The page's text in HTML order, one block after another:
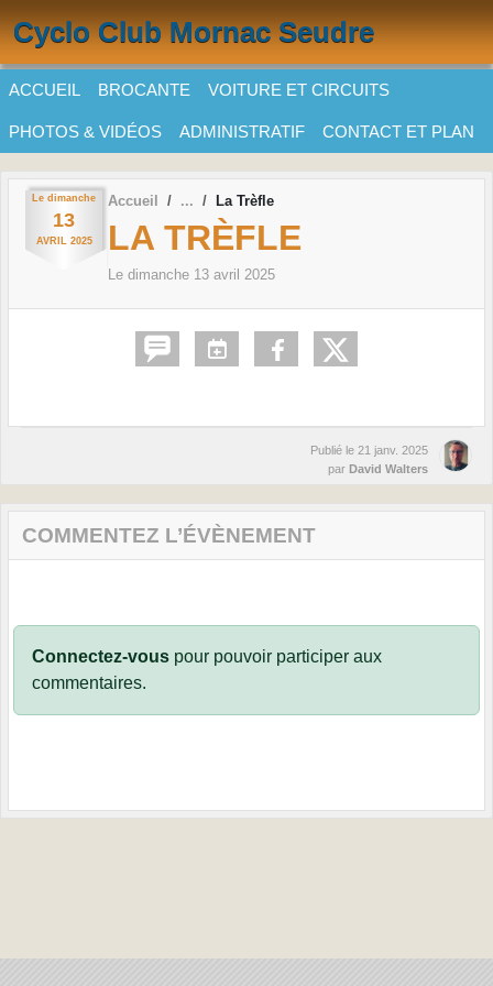
Cyclo Club Mornac Seudre
ACCUEIL BROCANTE VOITURE ET CIRCUITS
PHOTOS & VIDÉOS ADMINISTRATIF CONTACT ET PLAN
Le dimanche
13
AVRIL 2025
Accueil La Trèfle
LA TRÈFLE
Le dimanche 13 avril 2025
Publié le 21 janv. 2025
par David Walters
COMMENTEZ L’ÉVÈNEMENT
Connectez-vous pour pouvoir participer aux
commentaires.